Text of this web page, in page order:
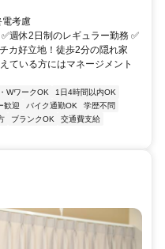
電考慮
週休2日制のレギュラー勤務 ✅
カ好立地！徒歩2分の隠れ家
ている方にはマネージメント
WワークOK
1日4時間以内OK
歓迎 バイク通勤OK
学歴不問
ブランクOK
交通費支給